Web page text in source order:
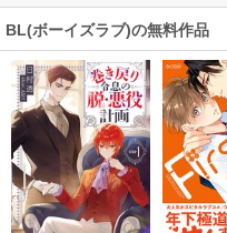
BL(ボーイズラブ)の無料作品